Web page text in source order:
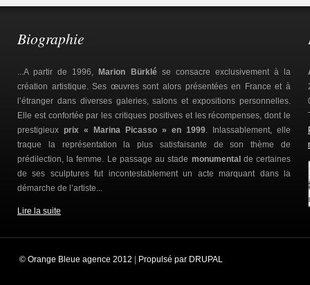
Biographie
...A partir de 1996,Marion Bürklése consacre exclusivement à la
création artistique. Ses œuvres sont alors présentées en France et à
l’étranger dans diverses galeries, salons et expositions personnelles.
Elle est confortée par les critiques positives et les récompenses, dont le
prestigieux prix « Marina Picasso » en 1999 . Inlassablement, elle
traque la représentation la plus satisfaisante de son thème de
prédilection, la femme. Le passage au stade monumentalde certaines
de ses sculptures fut incontestablement un acte marquant dans la
démarche de l’artiste...
Lire la suite
© Orange Bleue agence 2012 Propulsé par DRUPAL